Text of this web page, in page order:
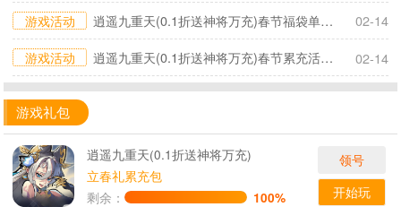
游戏活动
逍遥九重天(0.1折送神将万充)春节福袋单日活动2026.2.12-2.15
02-14
游戏活动
逍遥九重天(0.1折送神将万充)春节累充活动2026.2.16-2.22 02-14
游戏礼包
逍遥九重天(0.1折送神将万充)
立春礼累充包
剩余：
100%
领号
开始玩